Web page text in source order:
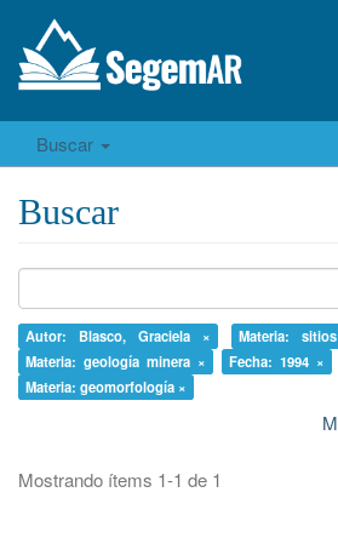
Buscar
Buscar
Autor: Blasco, Graciela ×
Materia:
Materia: geología minera ×
Fecha: 1994 ×
Materia: geomorfología ×
Mostrando ítems 1-1 de 1